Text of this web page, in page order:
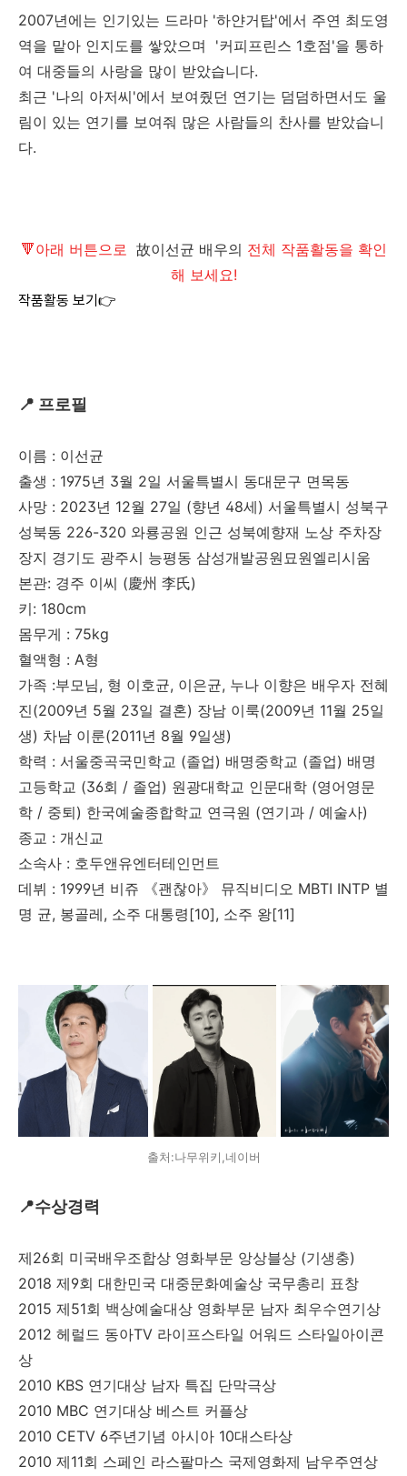
2007년에는 인기있는 드라마 '하얀거탑'에서 주연 최도영
역을 맡아 인지도를 쌓았으며 '커피프린스 1호점'을 통하
여 대중들의 사랑을 많이 받았습니다.
최근 '나의 아저씨'에서 보여줬던 연기는 덤덤하면서도 울
림이 있는 연기를 보여줘 많은 사람들의 찬사를 받았습니
다.
🔻아래 버튼으로 故이선균 배우의 전체 작품활동을 확인
해 보세요!
작품활동 보기👉
📍 프로필
이름 : 이선균
출생 : 1975년 3월 2일 서울특별시 동대문구 면목동
사망 : 2023년 12월 27일 (향년 48세) 서울특별시 성북구
성북동 226-320 와룡공원 인근 성북예향재 노상 주차장
장지 경기도 광주시 능평동 삼성개발공원묘원엘리시움
본관: 경주 이씨 (慶州 李氏)
키: 180cm
몸무게 : 75kg
혈액형 : A형
가족 :부모님, 형 이호균, 이은균, 누나 이향은 배우자 전혜
진(2009년 5월 23일 결혼) 장남 이룩(2009년 11월 25일
생) 차남 이룬(2011년 8월 9일생)
학력 : 서울중곡국민학교 (졸업) 배명중학교 (졸업) 배명
고등학교 (36회 / 졸업) 원광대학교 인문대학 (영어영문
학 / 중퇴) 한국예술종합학교 연극원 (연기과 / 예술사)
종교 : 개신교
소속사 : 호두앤유엔터테인먼트
데뷔 : 1999년 비쥬 《괜찮아》 뮤직비디오 MBTI INTP 별
명 균, 봉골레, 소주 대통령[10], 소주 왕[11]
출처:나무위키,네이버
📍수상경력
제26회 미국배우조합상 영화부문 앙상블상 (기생충)
2018 제9회 대한민국 대중문화예술상 국무총리 표창
2015 제51회 백상예술대상 영화부문 남자 최우수연기상
2012 헤럴드 동아TV 라이프스타일 어워드 스타일아이콘
상
2010 KBS 연기대상 남자 특집 단막극상
2010 MBC 연기대상 베스트 커플상
2010 CETV 6주년기념 아시아 10대스타상
2010 제11회 스페인 라스팔마스 국제영화제 남우주연상